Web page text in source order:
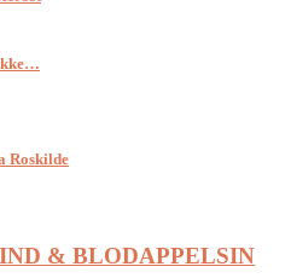
Roskilde
& BLODAPPELSIN